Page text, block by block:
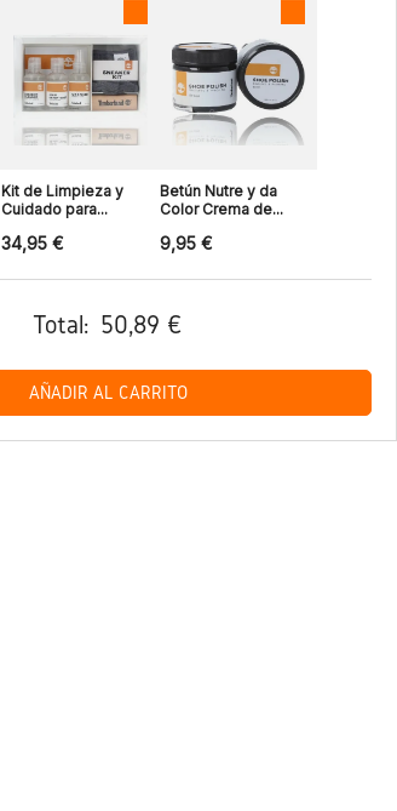
Kit de Limpieza y
Cuidado para...
34,95 €
Betún Nutre y da
Color Crema de...
9,95 €
Total: 50,89 €
AÑADIR AL CARRITO